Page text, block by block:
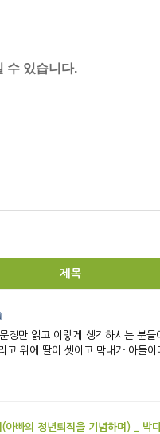
수 있습니다.
제목
만 읽고 이렇게 생각하시는 분들
고 위에 딸이 셋이고 막내가 아들이
빠의 정년퇴직을 기념하며) _ 박